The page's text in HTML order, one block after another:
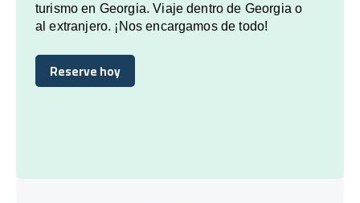
turismo en Georgia. Viaje dentro de Georgia o
al extranjero. ¡Nos encargamos de todo!
Reserve hoy
Reserve hoy